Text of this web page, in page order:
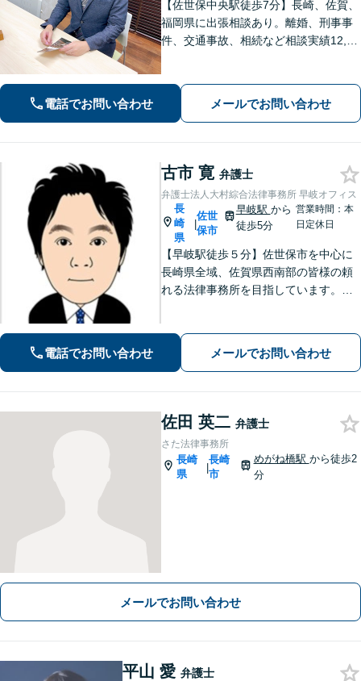
【佐世保中央駅徒歩7分】長崎、佐賀、
福岡県に出張相談あり。離婚、刑事事
件、交通事故、相続など相談実績12,00
談ください。
電話でお問い合わせ メールでお問い合わせ
古市 寛 弁護士
弁護士法人大村綜合法律事務所 早岐オフィス
長
崎
県
|
佐世
保市
早岐駅 から
徒歩5分
営業時間：本
日定休日
【早岐駅徒歩５分】佐世保市を中心に
長崎県全域、佐賀県西南部の皆様の頼
れる法律事務所を目指しています。相
います。早期解決には、早めのご相談
が肝要です。
電話でお問い合わせ メールでお問い合わせ
佐田 英二 弁護士
さた法律事務所
長崎
県
|
長崎
市
めがね橋駅 から徒歩2
分
メールでお問い合わせ
平山 愛 弁護士